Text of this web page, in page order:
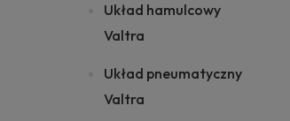
Układ hamulcowy
Valtra
Układ pneumatyczny
Valtra